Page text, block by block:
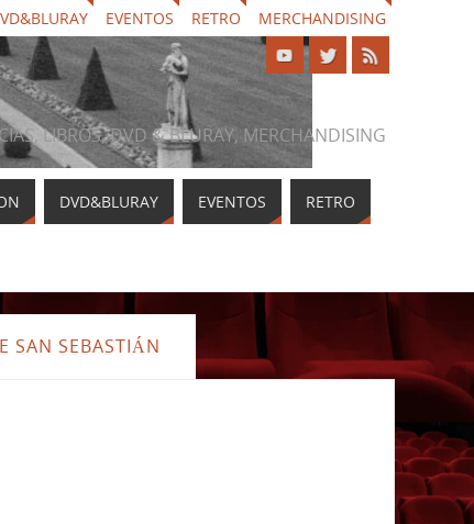
EVENTOS RETRO MERCHANDISING
LIBROS, DVD & BLURAY, MERCHANDISING
DVD&BLURAY EVENTOS RETRO
SAN SEBASTIÁN